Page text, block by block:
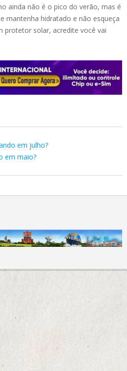
ainda não é o pico do verão, mas é
mantenha hidratado e não esqueça
protetor solar, acredite você vai
em julho?
em maio?